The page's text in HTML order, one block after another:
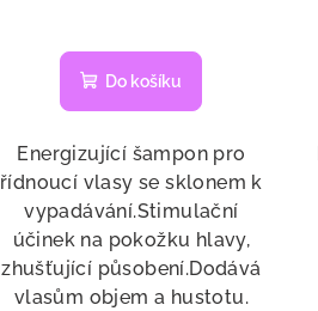
Do košíku
Energizující šampon pro
řídnoucí vlasy se sklonem k
vypadávání.Stimulační
účinek na pokožku hlavy,
zhušťující působení.Dodává
vlasům objem a hustotu.